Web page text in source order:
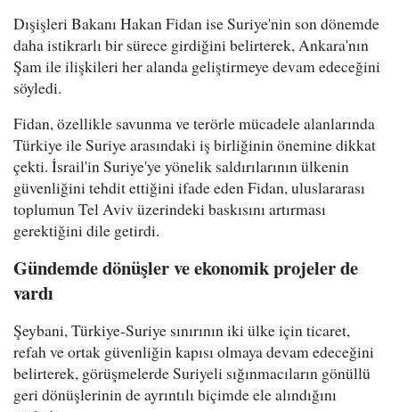
Dışişleri Bakanı Hakan Fidan ise Suriye'nin son dönemde
daha istikrarlı bir sürece girdiğini belirterek, Ankara'nın
Şam ile ilişkileri her alanda geliştirmeye devam edeceğini
söyledi.
Fidan, özellikle savunma ve terörle mücadele alanlarında
Türkiye ile Suriye arasındaki iş birliğinin önemine dikkat
çekti. İsrail'in Suriye'ye yönelik saldırılarının ülkenin
güvenliğini tehdit ettiğini ifade eden Fidan, uluslararası
toplumun Tel Aviv üzerindeki baskısını artırması
gerektiğini dile getirdi.
Gündemde dönüşler ve ekonomik projeler de
vardı
Şeybani, Türkiye-Suriye sınırının iki ülke için ticaret,
refah ve ortak güvenliğin kapısı olmaya devam edeceğini
belirterek, görüşmelerde Suriyeli sığınmacıların gönüllü
geri dönüşlerinin de ayrıntılı biçimde ele alındığını